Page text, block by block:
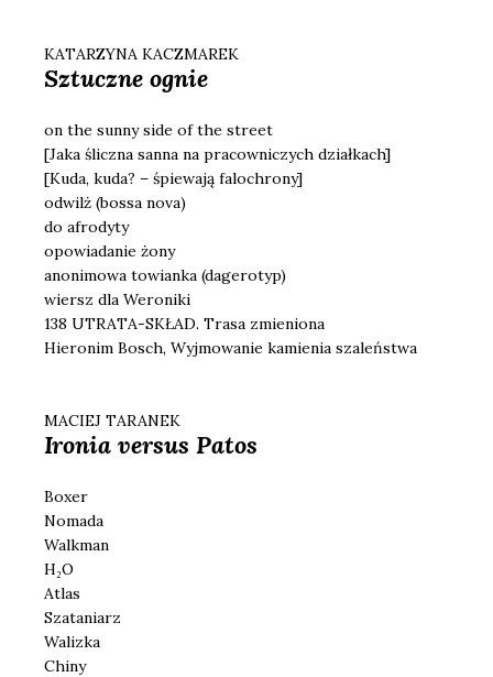
KATARZYNA KACZMAREK
Sztuczne ognie
on the sunny side of the street
[Jaka śliczna sanna na pracowniczych działkach]
[Kuda, kuda? – śpiewają falochrony]
odwilż (bossa nova)
do afrodyty
opowiadanie żony
anonimowa towianka (dagerotyp)
wiersz dla Weroniki
138 UTRATA-SKŁAD. Trasa zmieniona
Hieronim Bosch, Wyjmowanie kamienia szaleństwa
MACIEJ TARANEK
Ironia versus Patos
Boxer
Nomada
Walkman
H₂O
Atlas
Szataniarz
Walizka
Chiny